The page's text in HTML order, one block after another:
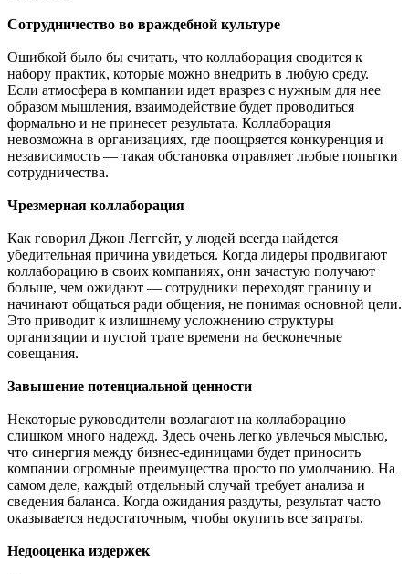
Сотрудничество во враждебной культуре
Ошибкой было бы считать, что коллаборация сводится к
набору практик, которые можно внедрить в любую среду.
Если атмосфера в компании идет вразрез с нужным для нее
образом мышления, взаимодействие будет проводиться
формально и не принесет результата. Коллаборация
невозможна в организациях, где поощряется конкуренция и
независимость — такая обстановка отравляет любые попытки
сотрудничества.
Чрезмерная коллаборация
Как говорил Джон Леггейт, у людей всегда найдется
убедительная причина увидеться. Когда лидеры продвигают
коллаборацию в своих компаниях, они зачастую получают
больше, чем ожидают — сотрудники переходят границу и
начинают общаться ради общения, не понимая основной цели.
Это приводит к излишнему усложнению структуры
организации и пустой трате времени на бесконечные
совещания.
Завышение потенциальной ценности
Некоторые руководители возлагают на коллаборацию
слишком много надежд. Здесь очень легко увлечься мыслью,
что синергия между бизнес-единицами будет приносить
компании огромные преимущества просто по умолчанию. На
самом деле, каждый отдельный случай требует анализа и
сведения баланса. Когда ожидания раздуты, результат часто
оказывается недостаточным, чтобы окупить все затраты.
Недооценка издержек